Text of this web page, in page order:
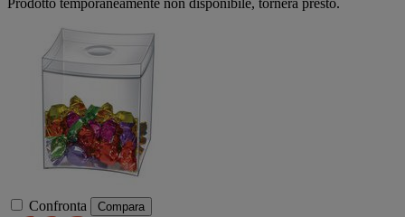
Confronta Compara